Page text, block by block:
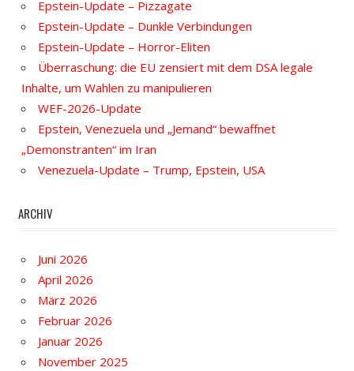
Epstein-Update – Pizzagate
Epstein-Update – Dunkle Verbindungen
Epstein-Update – Horror-Eliten
Überraschung: die EU zensiert mit dem DSA legale
Inhalte, um Wahlen zu manipulieren
WEF-2026-Update
Epstein, Venezuela und „Jemand“ bewaffnet
„Demonstranten“ im Iran
Venezuela-Update – Trump, Epstein, USA
ARCHIV
Juni 2026
April 2026
März 2026
Februar 2026
Januar 2026
November 2025